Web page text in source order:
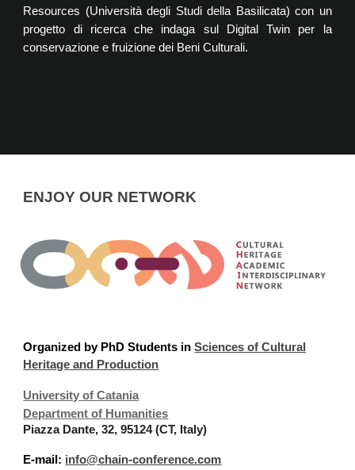
Resources (Università degli Studi della Basilicata) con un
progetto di ricerca che indaga sul Digital Twin per la
conservazione e fruizione dei Beni Culturali.
ENJOY OUR NETWORK
Organized by PhD Students inSciences of Cultural
Heritage and Production
University of Catania
Department of Humanities
Piazza Dante, 32, 95124 (CT, Italy)
E-mail: info@chain-conference.com